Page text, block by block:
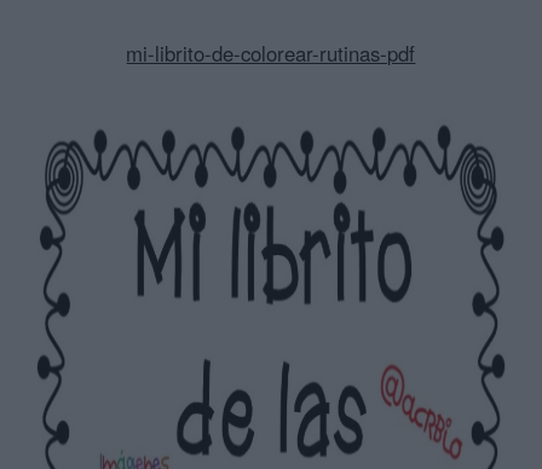
mi-librito-de-colorear-rutinas-pdf